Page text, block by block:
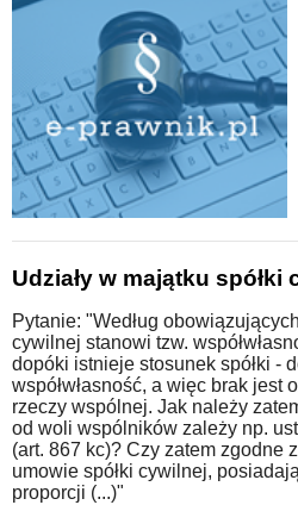
Udziały w majątku spółki
Pytanie: "Według
cywilnej stanowi tzw.
dopóki istnieje stosunek spółki -
współwłasność, a więc brak jest
rzeczy wspólnej. Jak należy
od woli wspólników zależy np.
(art. 867 kc)? Czy zatem zgodne
umowie spółki cywilnej,
proporcji (...)"